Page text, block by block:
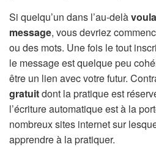
Si quelqu’un dans l’au-delà
message, vous devriez
ou des mots. Une fois le tout
le message est quelque peu
être un lien avec votre futur.
gratuitdont la pratique est
l’écriture automatique est à la
nombreux sites internet sur
apprendre à la pratiquer.